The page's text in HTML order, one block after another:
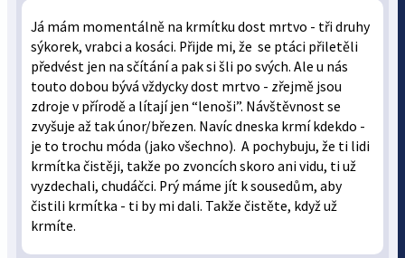
Já mám momentálně na krmítku dost mrtvo - tři druhy
sýkorek, vrabci a kosáci. Přijde mi, že se ptáci přiletěli
předvést jen na sčítání a pak si šli po svých. Ale u nás
touto dobou bývá vždycky dost mrtvo - zřejmě jsou
zdroje v přírodě a lítají jen “lenoši”. Návštěvnost se
zvyšuje až tak únor/březen. Navíc dneska krmí kdekdo -
je to trochu móda (jako všechno). A pochybuju, že ti lidi
krmítka čistěji, takže po zvoncích skoro ani vidu, ti už
vyzdechali, chudáčci. Prý máme jít k sousedům, aby
čistili krmítka - ti by mi dali. Takže čistěte, když už
krmíte.